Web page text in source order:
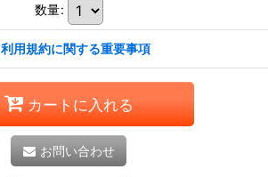
数量:
利用規約に関する重要事項
カートに入れる
お問い合わせ